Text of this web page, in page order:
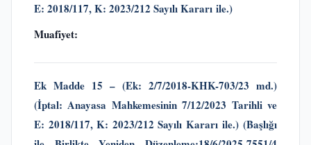
E: 2018/117, K: 2023/212 Sayılı Kararı ile.)
Muafiyet:
Ek Madde 15 – (Ek: 2/7/2018-KHK-703/23 md.)
(İptal: Anayasa Mahkemesinin 7/12/2023 Tarihli ve
E: 2018/117, K: 2023/212 Sayılı Kararı ile.) (Başlığı